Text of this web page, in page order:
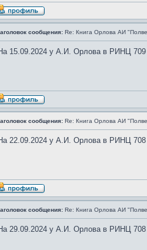
сообщения: Re: Книга Орлова АИ
15.09.2024 у А.И. Орлова в РИНЦ 709
сообщения: Re: Книга Орлова АИ
22.09.2024 у А.И. Орлова в РИНЦ 708
сообщения: Re: Книга Орлова АИ
29.09.2024 у А.И. Орлова в РИНЦ 708